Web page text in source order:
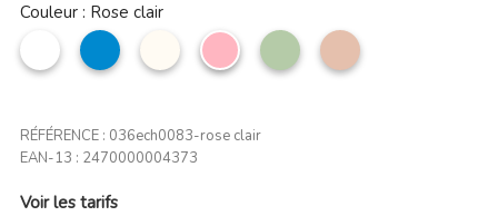
Couleur : Rose clair
Blanc
bleu
jean
Beige
Rose
clair
Vert
amande
Taupe
clair
RÉFÉRENCE : 036ech0083-rose clair
EAN-13 : 2470000004373
Voir les tarifs